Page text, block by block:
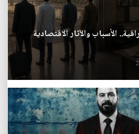
الأسباب والآثار الاقتصادية